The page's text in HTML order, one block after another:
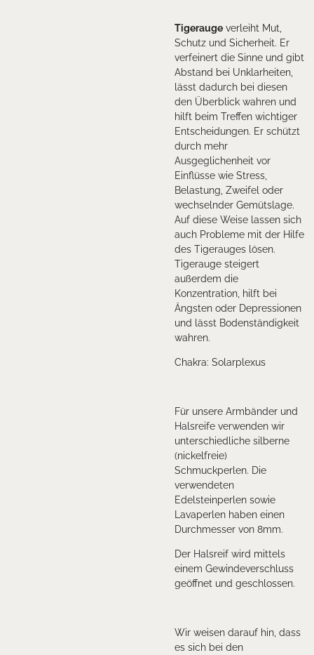
Tigerauge verleiht Mut,
Schutz und Sicherheit. Er
verfeinert die Sinne und gibt
Abstand bei Unklarheiten,
lässt dadurch bei diesen
den Überblick wahren und
hilft beim Treffen wichtiger
Entscheidungen. Er schützt
durch mehr
Ausgeglichenheit vor
Einflüsse wie Stress,
Belastung, Zweifel oder
wechselnder Gemütslage.
Auf diese Weise lassen sich
auch Probleme mit der Hilfe
des Tigerauges lösen.
Tigerauge steigert
außerdem die
Konzentration, hilft bei
Ängsten oder Depressionen
und lässt Bodenständigkeit
wahren.
Chakra: Solarplexus
Für unsere Armbänder und
Halsreife verwenden wir
unterschiedliche silberne
(nickelfreie)
Schmuckperlen. Die
verwendeten
Edelsteinperlen sowie
Lavaperlen haben einen
Durchmesser von 8mm.
Der Halsreif wird mittels
einem Gewindeverschluss
geöffnet und geschlossen.
Wir weisen darauf hin, dass
es sich bei den